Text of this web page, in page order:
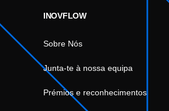
INOVFLOW
Sobre Nós
Junta-te à nossa equipa
Prémios e reconhecimentos